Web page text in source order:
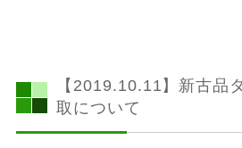
【2019.10.11】新古品
取について